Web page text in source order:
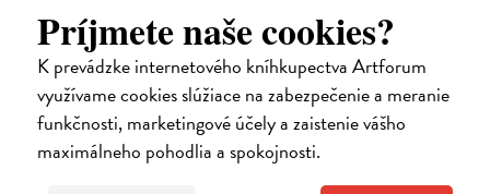
Príjmete naše cookies?
K prevádzke internetového kníhkupectva Artforum
využívame cookies slúžiace na zabezpečenie a meranie
funkčnosti, marketingové účely a zaistenie vášho
maximálneho pohodlia a spokojnosti.
na sklade